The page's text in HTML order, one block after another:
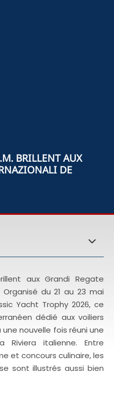
BRILLENT AUX
DE
aux Grandi Regate
du 21 au 23 mai
Yacht Trophy 2026, ce
dédié aux voiliers
nouvelle fois réuni une
italienne. Entre
et concours culinaire, les
sont illustrés aussi bien